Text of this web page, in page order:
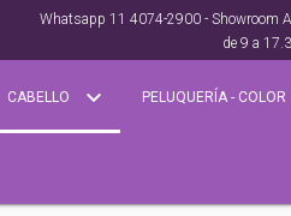
Whatsapp 11 4074-2900 - Showroom
de 9 a
CABELLO PELUQUERÍA - COLOR